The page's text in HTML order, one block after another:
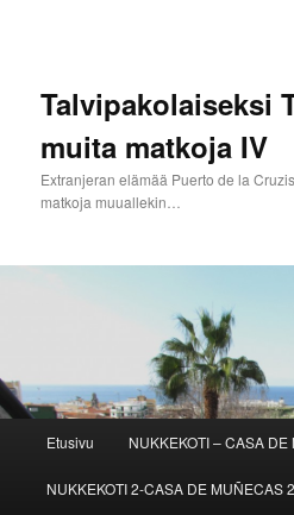
Talvipakolaiseksi
muita matkoja IV
Extranjeran elämää Puerto de la
matkoja muuallekin…
Etusivu NUKKEKOTI – CASA
NUKKEKOTI 2-CASA DE MUÑECAS 2